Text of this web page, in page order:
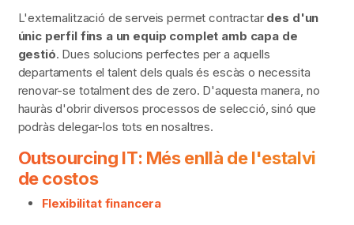
L'externalització de serveis permet contractar des d'un
únic perfil fins a un equip complet amb capa de
gestió. Dues solucions perfectes per a aquells
departaments el talent dels quals és escàs o necessita
renovar-se totalment des de zero. D'aquesta manera, no
hauràs d'obrir diversos processos de selecció, sinó que
podràs delegar-los tots en nosaltres.
Outsourcing IT: Més enllà de l'estalvi
de costos
Flexibilitat financera